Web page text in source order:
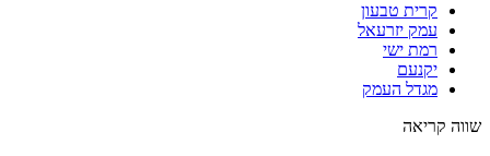
קרית טבעון
עמק יזרעאל
רמת ישי
יקנעם
מגדל העמק
שווה קריאה